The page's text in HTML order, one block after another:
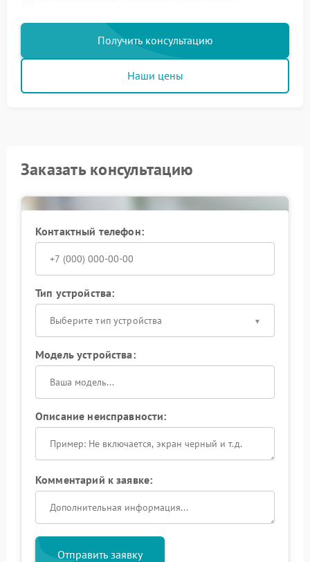
Получить консультацию
Наши цены
Заказать консультацию
Контактный телефон:
Тип устройства:
Выберите тип устройства
Модель устройства:
Описание неисправности:
Комментарий к заявке:
Отправить заявку